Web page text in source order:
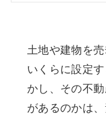
土地や建物を
いくらに設定
かし、その不
があるのかは